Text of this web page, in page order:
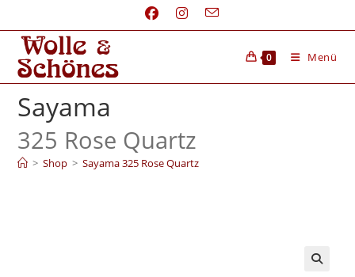
0 Menü
Sayama
325 Rose Quartz
> Shop > Sayama 325 Rose Quartz